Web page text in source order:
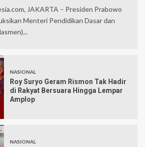
JAKARTA – Presiden Prabowo
Menteri Pendidikan Dasar dan
NASIONAL
Roy Suryo Geram Rismon Tak Hadir
di Rakyat Bersuara Hingga Lempar
Amplop
NASIONAL